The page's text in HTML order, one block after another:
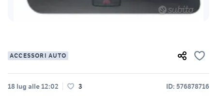
ACCESSORI AUTO
18 lug alle 12:02 3 ID: 576878716